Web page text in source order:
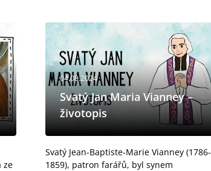
ze
04.08.2024
Svatý Jan Maria Vianney –
životopis
Svatý Jean-Baptiste-Marie Vianney (1786-
1859), patron farářů, byl synem